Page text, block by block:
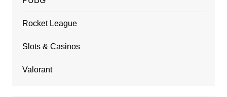
Rocket League
Slots & Casinos
Valorant